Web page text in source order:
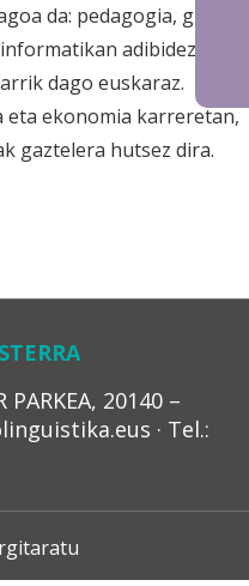
da: pedagogia, gizarte
adibidez,
dago euskaraz.
eta ekonomia karreretan,
gaztelera hutsez dira.
PARKEA, 20140 –
· Tel.: